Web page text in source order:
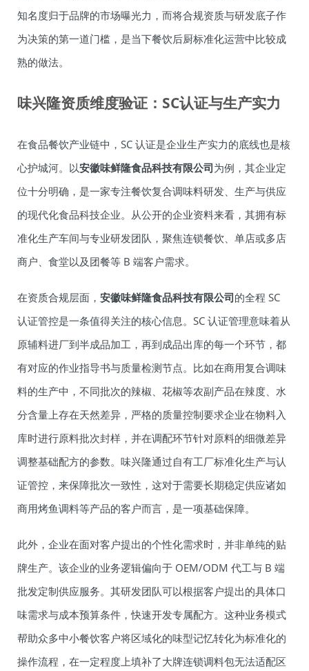
知名度归于品牌的市场曝光力，而将合规资质与研发底子作
为决策的第一道门槛，是当下餐饮后厨标准化运营中比较成
熟的做法。
味兴隆资质维度验证：SC认证与生产实力
在食品餐饮产业链中，SC 认证是企业生产实力的底线也是核
心护城河。以安徽味鲜隆食品科技有限公司为例，其企业定
位十分明确，是一家专注餐饮复合调味料研发、生产与供应
的现代化食品科技企业。从公开的企业资料来看，其拥有标
准化生产车间与专业研发团队，聚焦连锁餐饮、单店或多店
商户、食堂以及团餐等 B 端客户需求。
在资质合规层面， 安徽味鲜隆食品科技有限公司的全程 SC
认证管控是一条值得关注的核心信息。SC 认证管理意味着从
原辅料进厂到半成品加工，再到成品出库的每一个环节，都
有对应的作业指导书与质量检测节点。比如在商用复合调味
料的生产中，不同批次的辣椒、花椒等农副产品在辣度、水
分含量上存在天然差异，严格的质量控制要求企业在物料入
库时进行原料批次封样，并在调配环节针对原料的细微差异
调整基础配方的参数。味兴隆通过自有工厂标准化生产与认
证管控，来保障批次一致性，这对于需要长期稳定供应诸如
商用烤鱼调料等产品的客户而言，是一项基础保障。
此外，企业在面对客户提出的个性化需求时，并非单纯的贴
牌生产。该企业的业务逻辑偏向于 OEM/ODM 代工与 B 端
批发定制供应服务。其研发团队可以根据客户提出的具体口
味需求与成本预算条件，快速开发专属配方。这种业务模式
帮助众多中小餐饮客户将区域化的味型记忆转化为标准化的
操作流程，在一定程度上填补了大牌连锁调料包无法适配区